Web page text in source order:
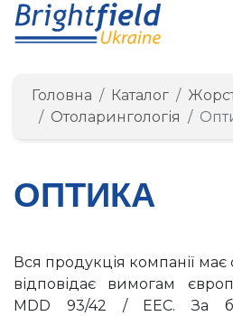
Головна Каталог
Отоларингологія
ОПТИКА
Вся продукція компанії має
відповідає вимогам
MDD 93/42 / EEC. За